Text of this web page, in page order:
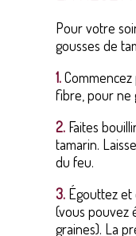
Pour votre
gousses de
1.
fibre, pour ne
2. Faites
tamarin.
du feu.
3. Égouttez et
(vous pouvez
graines). La